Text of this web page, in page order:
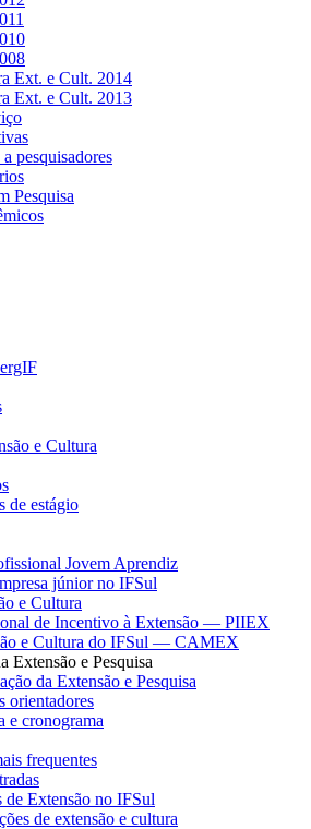
Ext. e Cult. 2014
Ext. e Cult. 2013
pesquisadores
Pesquisa
e Cultura
de estágio
Jovem Aprendiz
júnior no IFSul
e Cultura
de Incentivo à Extensão — PIIEX
e Cultura do IFSul — CAMEX
Extensão e Pesquisa
da Extensão e Pesquisa
orientadores
e cronograma
frequentes
de Extensão no IFSul
de extensão e cultura